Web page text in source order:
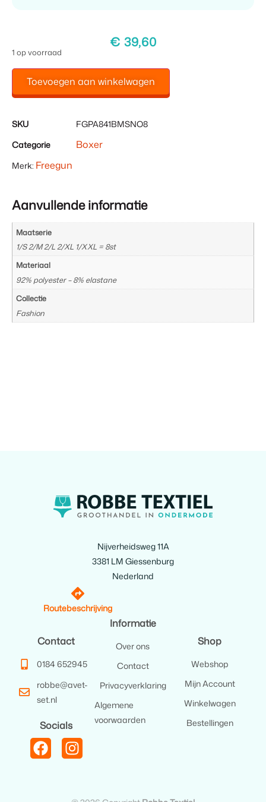
€ 39,60
1 op voorraad
Toevoegen aan winkelwagen
SKU
FGPA841BMSNO8
Categorie
Boxer
Merk: Freegun
Aanvullende informatie
Maatserie
1/S 2/M 2/L 2/XL 1/XXL = 8st
Materiaal
92% polyester – 8% elastane
Collectie
Fashion
Nijverheidsweg 11A
3381 LM Giessenburg
Nederland
Routebeschrijving
Contact
0184 652945
robbe@avet-
set.nl
Socials
Informatie
Over ons
Contact
Privacyverklaring
Algemene
voorwaarden
Shop
Webshop
Mijn Account
Winkelwagen
Bestellingen